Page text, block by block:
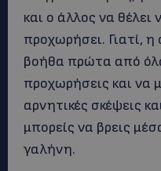
και ο άλλος να θέλει
προχωρήσει. Γιατί,
βοήθα πρώτα από
προχωρήσεις και να
αρνητικές σκέψεις
μπορείς να βρεις
γαλήνη.